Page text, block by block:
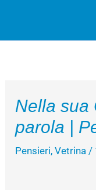
Nella sua
parola |
Pensieri,Vetrina /